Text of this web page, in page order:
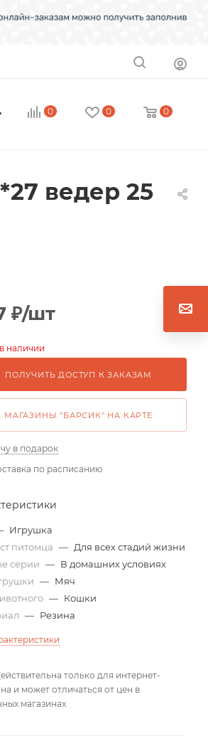
0 0 0
ведер 25
₽/шт
наличии
ПОЛУЧИТЬ ДОСТУП К ЗАКАЗАМ
МАГАЗИНЫ "БАРСИК" НА КАРТЕ
в подарок
по расписанию
Игрушка
питомца — Для всех стадий жизни
серии — В домашних условиях
— Мяч
— Кошки
— Резина
только для интернет-
и может отличаться от цен в
магазинах